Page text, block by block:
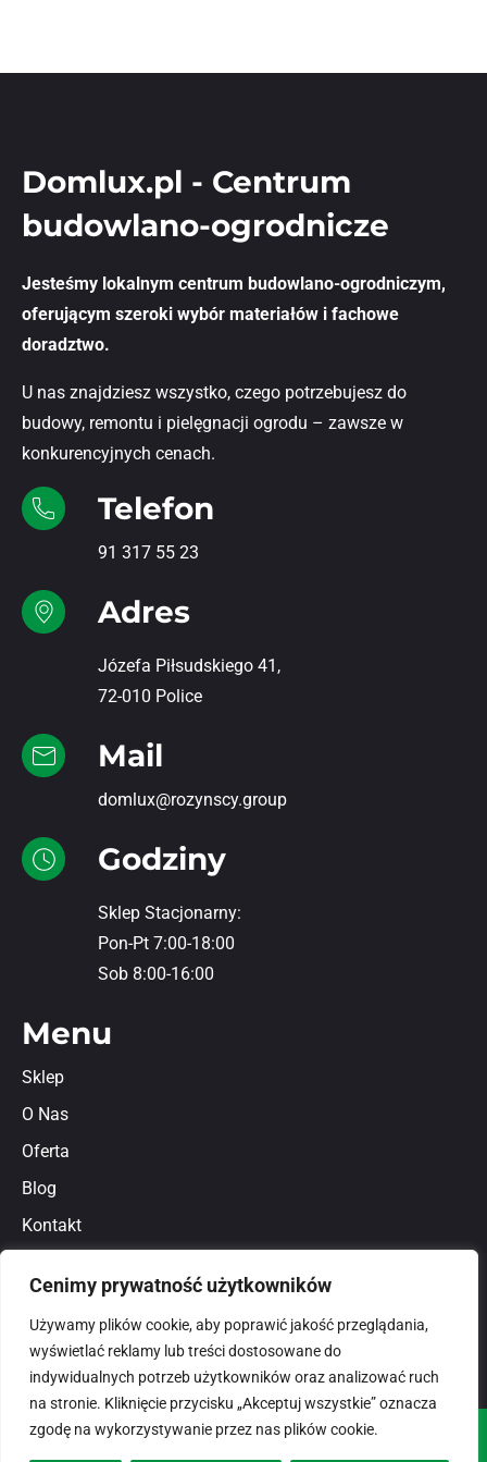
Cenimy prywatność użytkowników
Używamy plików cookie, aby poprawić jakość przeglądania,
wyświetlać reklamy lub treści dostosowane do
indywidualnych potrzeb użytkowników oraz analizować ruch
na stronie. Kliknięcie przycisku „Akceptuj wszystkie” oznacza
zgodę na wykorzystywanie przez nas plików cookie.
Domlux.pl - Centrum
budowlano-ogrodnicze
Jesteśmy lokalnym centrum budowlano-ogrodniczym,
oferującym szeroki wybór materiałów i fachowe
doradztwo.
U nas znajdziesz wszystko, czego potrzebujesz do
budowy, remontu i pielęgnacji ogrodu – zawsze w
konkurencyjnych cenach.
Telefon
91 317 55 23
Adres
Józefa Piłsudskiego 41,
72-010 Police
Mail
domlux@rozynscy.group
Godziny
Sklep Stacjonarny:
Pon-Pt 7:00-18:00
Sob 8:00-16:00
Menu
Sklep
O Nas
Oferta
Blog
Kontakt
Polityka prywatności